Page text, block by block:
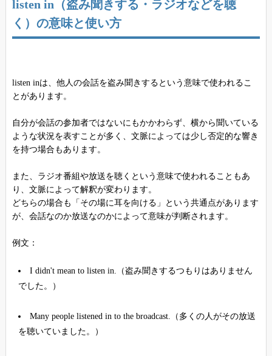
listen in（盗み聞きする・ラジオなどを聴
く）の意味と使い方
listen inは、他人の会話を盗み聞きするという意味で使われるこ
とがあります。
自分が会話の参加者ではないにもかかわらず、横から聞いている
ような状況を表すことが多く、文脈によっては少し否定的な響き
を持つ場合もあります。
また、ラジオ番組や放送を聴くという意味で使われることもあ
り、文脈によって解釈が変わります。
どちらの場合も「その場に耳を向ける」という共通点があります
が、会話なのか放送なのかによって意味が判断されます。
例文：
I didn't mean to listen in.（盗み聞きするつもりはありません
でした。）
Many people listened in to the broadcast.（多くの人がその放送
を聴いていました。）